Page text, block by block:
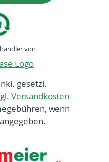
von
gesetzl.
Versandkosten
wenn